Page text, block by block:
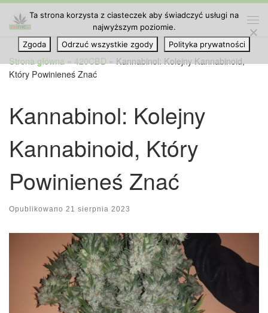
Przejdź do treści
Strona główna » 420CBD » Kannabinol: Kolejny Kannabinoid,
Który Powinieneś Znać
Kannabinol: Kolejny
Kannabinoid, Który
Powinieneś Znać
Opublikowano 21 sierpnia 2023
Ta strona korzysta z ciasteczek aby świadczyć usługi na
najwyższym poziomie.
Zgoda
Odrzuć wszystkie zgody Polityka prywatności